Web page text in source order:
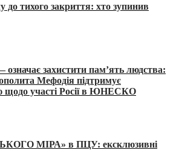
до тихого закриття: хто зупинив
означає захистити пам’ять людства:
Мефодія підтримує
щодо участі Росії в ЮНЕСКО
МІРА» в ПЦУ: ексклюзивні